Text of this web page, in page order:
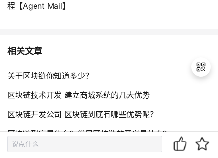
程【Agent Mail】
相关文章
关于区块链你知道多少？
区块链技术开发 建立商城系统的几大优势
区块链开发公司 区块链到底有哪些优势呢？
区块链到底是什么？发展区块链的意义是什么？
为什么区块链被称为价值互联网？